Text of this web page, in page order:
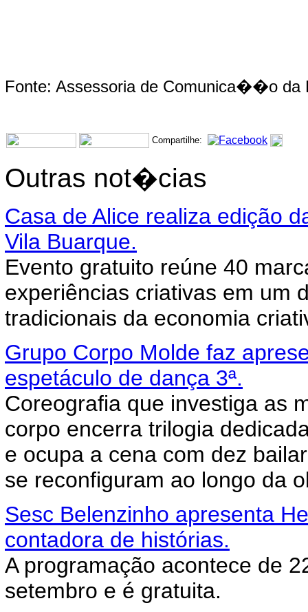
Fonte: Assessoria de Comunica��o da
Compartilhe:
Outras not�cias
Casa de Alice realiza edição
Vila Buarque.
Evento gratuito reúne 40
experiências criativas em um
tradicionais da economia
Grupo Corpo Molde faz
espetáculo de dança 3ª.
Coreografia que investiga as
corpo encerra trilogia
e ocupa a cena com dez
se reconfiguram ao longo da
Sesc Belenzinho apresenta
contadora de histórias.
A programação acontece de
setembro e é gratuita.